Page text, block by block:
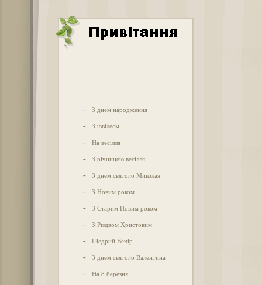
- З днем народження
- З ювілеєм
- На весілля
- З річницею весілля
- З днем святого Миколая
- З Новим роком
- З Старим Новим роком
- З Різдвом Христовим
- Щедрий Вечір
- З днем святого Валентина
- На 8 березня